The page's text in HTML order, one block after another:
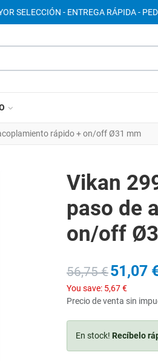
SELECCIÓN - ENTREGA RÁPIDA -
rápido + on/off Ø31 mm
Vikan
paso de
on/off
56,75 €51,07
You save: 5,67 €
Precio de venta sin
En stock! Recíbelo